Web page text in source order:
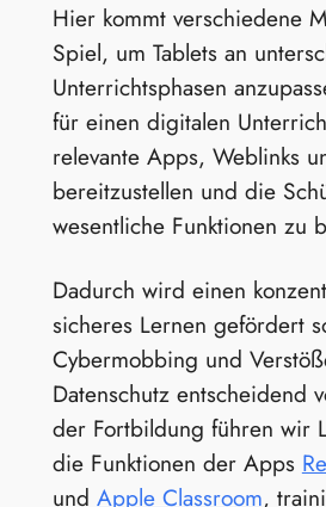
Hier kommt verschiedene
Spiel, um Tablets an
Unterrichtsphasen
für einen digitalen
relevante Apps, Weblinks
bereitzustellen und die
wesentliche Funktionen zu
Dadurch wird einen
sicheres Lernen gefördert
Cybermobbing und
Datenschutz entscheidend
der Fortbildung führen wir
die Funktionen der Apps
und Apple Classroom,